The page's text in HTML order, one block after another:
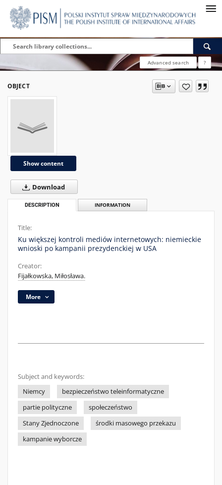
Advanced search ?
OBJECT
Show content
Download
DESCRIPTION INFORMATION
Title:
Ku większej kontroli mediów internetowych: niemieckie
wnioski po kampanii prezydenckiej w USA
Creator:
Fijałkowska, Miłosława.
More
Subject and keywords:
Niemcy
bezpieczeństwo teleinformatyczne
partie polityczne
społeczeństwo
Stany Zjednoczone
środki masowego przekazu
kampanie wyborcze